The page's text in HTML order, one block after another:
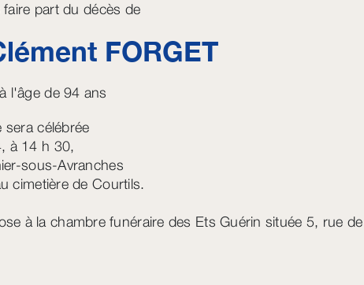
part du décès de
FORGET
l'âge de 94 ans
sera célébrée
à 14 h 30,
sous-Avranches
cimetière de Courtils.
à la chambre funéraire des Ets Guérin située 5, rue